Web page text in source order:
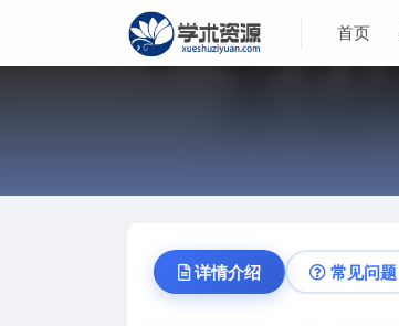
首页
详情介绍 常见问题